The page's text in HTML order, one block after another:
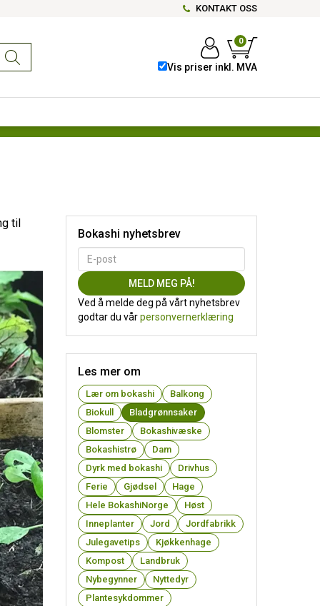
KONTAKT OSS
0
Vis priser inkl. MVA
til
Bokashi nyhetsbrev
Ved å melde deg på vårt nyhetsbrev
godtar du vårpersonvernerklæring
Les mer om
Lær om bokashi
Balkong
Biokull
Bladgrønnsaker
Blomster
Bokashivæske
Bokashistrø
Dam
Dyrk med bokashi
Drivhus
Ferie
Gjødsel
Hage
Hele BokashiNorge
Høst
Inneplanter
Jord
Jordfabrikk
Julegavetips
Kjøkkenhage
Kompost
Landbruk
Nybegynner
Nyttedyr
Plantesykdommer